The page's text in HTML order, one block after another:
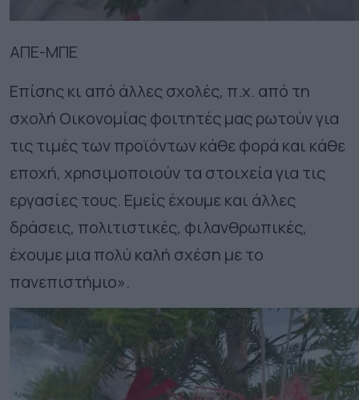
ΑΠΕ-ΜΠΕ
Επίσης κι από άλλες σχολές, π.χ. από τη
σχολή Οικονομίας φοιτητές μας ρωτούν για
τις τιμές των προϊόντων κάθε φορά και κάθε
εποχή, χρησιμοποιούν τα στοιχεία για τις
εργασίες τους. Εμείς έχουμε και άλλες
δράσεις, πολιτιστικές, φιλανθρωπικές,
έχουμε μια πολύ καλή σχέση με το
πανεπιστήμιο».